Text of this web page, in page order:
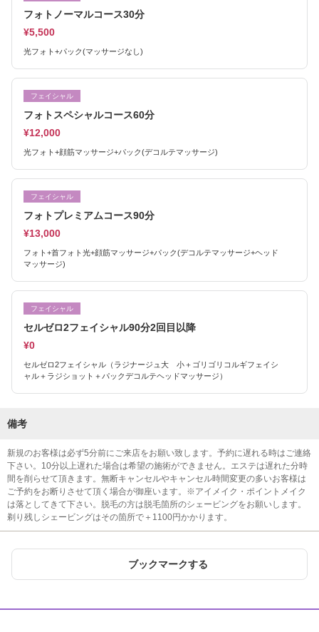
フォトノーマルコース30分
¥5,500
光フォト+パック(マッサージなし)
フェイシャル
フォトスペシャルコース60分
¥12,000
光フォト+顔筋マッサージ+パック(デコルテマッサージ)
フェイシャル
フォトプレミアムコース90分
¥13,000
フォト+首フォト光+顔筋マッサージ+パック(デコルテマッサージ+ヘッド
マッサージ)
フェイシャル
セルゼロ2フェイシャル90分2回目以降
¥0
セルゼロ2フェイシャル（ラジナージュ大 小＋ゴリゴリコルギフェイシ
ャル＋ラジショット＋パックデコルテヘッドマッサージ）
備考
新規のお客様は必ず5分前にご来店をお願い致します。予約に遅れる時はご連絡
下さい。10分以上遅れた場合は希望の施術ができません。エステは遅れた分時
間を削らせて頂きます。無断キャンセルやキャンセル時間変更の多いお客様は
ご予約をお断りさせて頂く場合が御座います。※アイメイク・ポイントメイク
は落としてきて下さい。脱毛の方は脱毛箇所のシェービングをお願いします。
剃り残しシェービングはその箇所で＋1100円かかります。
ブックマークする